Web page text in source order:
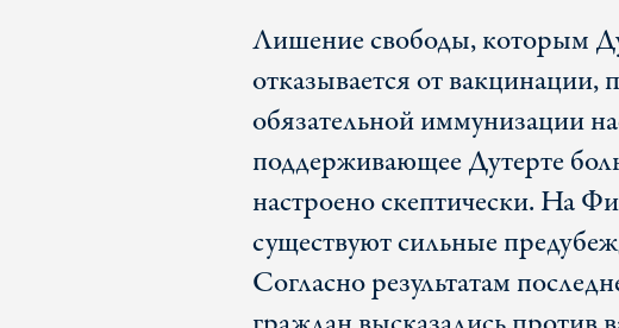
Лишение свободы, которым
отказывается от вакцинации,
обязательной иммунизации
поддерживающее Дутерте
настроено скептически. На
существуют сильные
Согласно результатам